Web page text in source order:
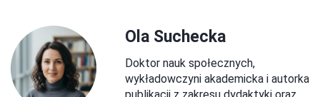
Ola Suchecka
Doktor nauk społecznych,
wykładowczyni akademicka i autorka
publikacji z zakresu dydaktyki oraz